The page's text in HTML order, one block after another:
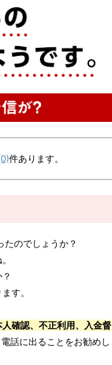
件あります。
のでしょうか？
す。
人確認、不正利用、入金督
話に出ることをお勧めし